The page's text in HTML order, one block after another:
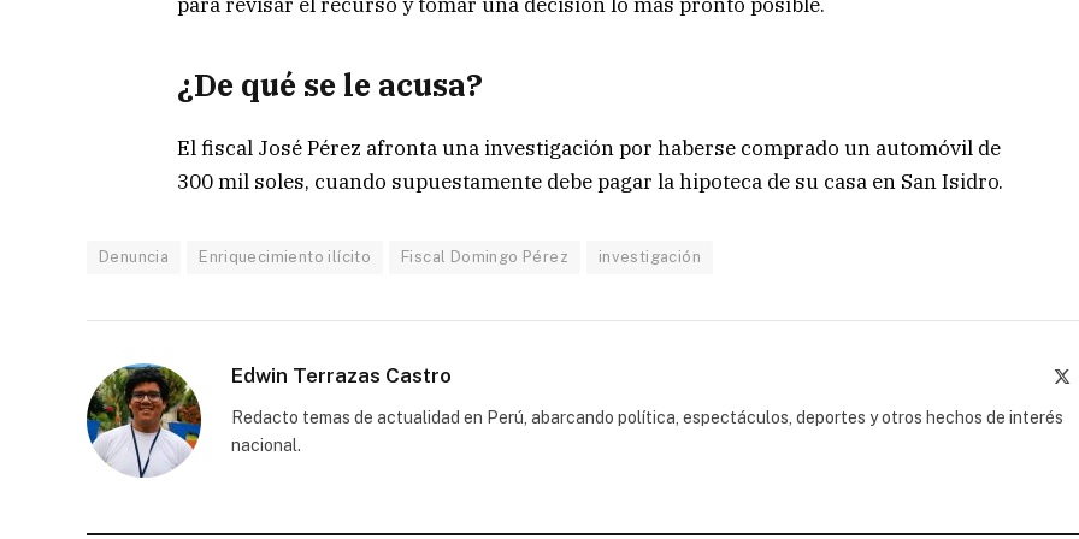
¿De qué se le acusa?
El fiscal José Pérez afronta una investigación por haberse comprado un automóvil de
300 mil soles, cuando supuestamente debe pagar la hipoteca de su casa en San Isidro.
Denuncia Enriquecimiento ilícito Fiscal Domingo Pérez investigación
Edwin Terrazas Castro
Redacto temas de actualidad en Perú, abarcando política, espectáculos, deportes y otros hechos de interés
nacional.